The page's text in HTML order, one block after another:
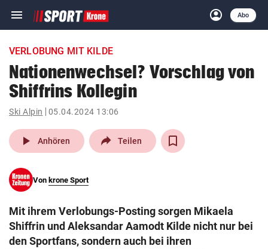
menu Navigation
ein-/ausklappen
account_circle
Anmelden
Abo
close Schließen
account_circle Anmelden
pin_drop
Wien arrow_right
search
eingeben
VERLOBUNG MIT KILDE
Nationenwechsel? Vorschlag von
Shiffrins Kollegin
Ski Alpin 05.04.2024 13:06
play_arrow Anhören Teilen
Von krone Sport
Mit ihrem Verlobungs-Posting sorgen Mikaela
Shiffrin und Aleksandar Aamodt Kilde nicht nur bei
den Sportfans, sondern auch bei ihren